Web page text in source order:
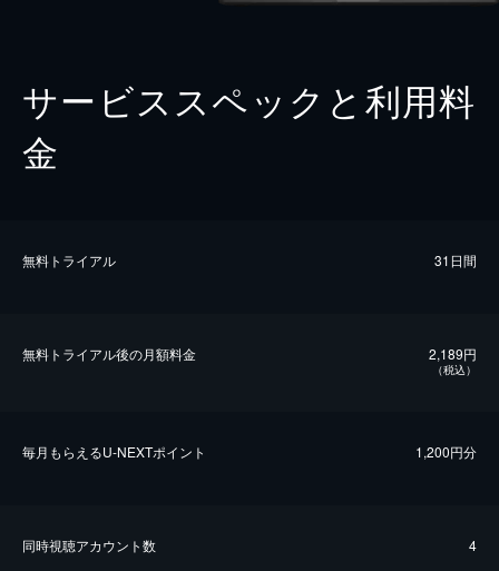
サービススペックと利用料
金
無料トライアル 31日間
無料トライアル後の⽉額料金 2,189円
（税込）
毎⽉もらえるU-NEXTポイント 1,200円分
同時視聴アカウント数 4